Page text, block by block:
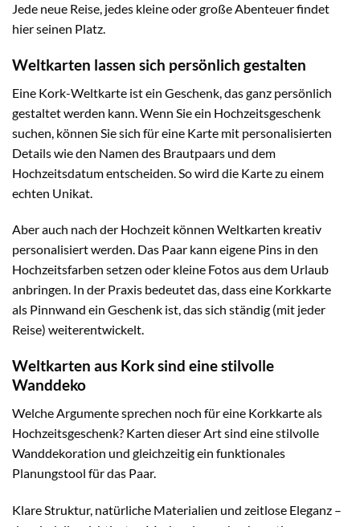
Jede neue Reise, jedes kleine oder große Abenteuer findet
hier seinen Platz.
Weltkarten lassen sich persönlich gestalten
Eine Kork-Weltkarte ist ein Geschenk, das ganz persönlich
gestaltet werden kann. Wenn Sie ein Hochzeitsgeschenk
suchen, können Sie sich für eine Karte mit personalisierten
Details wie den Namen des Brautpaars und dem
Hochzeitsdatum entscheiden. So wird die Karte zu einem
echten Unikat.
Aber auch nach der Hochzeit können Weltkarten kreativ
personalisiert werden. Das Paar kann eigene Pins in den
Hochzeitsfarben setzen oder kleine Fotos aus dem Urlaub
anbringen. In der Praxis bedeutet das, dass eine Korkkarte
als Pinnwand ein Geschenk ist, das sich ständig (mit jeder
Reise) weiterentwickelt.
Weltkarten aus Kork sind eine stilvolle
Wanddeko
Welche Argumente sprechen noch für eine Korkkarte als
Hochzeitsgeschenk? Karten dieser Art sind eine stilvolle
Wanddekoration und gleichzeitig ein funktionales
Planungstool für das Paar.
Klare Struktur, natürliche Materialien und zeitlose Eleganz –